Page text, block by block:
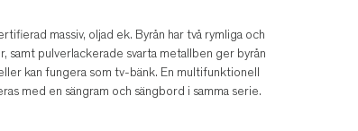
massiv, oljad ek. Byrån har två rymliga och
samt pulverlackerade svarta metallben ger byrån
kan fungera som tv-bänk. En multifunktionell
med en sängram och sängbord i samma serie.